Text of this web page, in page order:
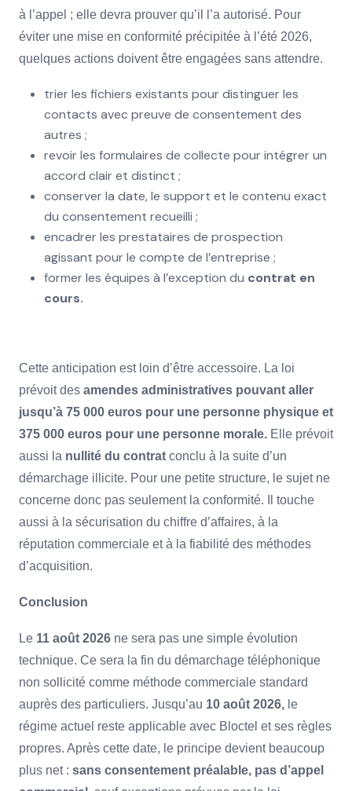
à l’appel ; elle devra prouver qu’il l’a autorisé. Pour
éviter une mise en conformité précipitée à l’été 2026,
quelques actions doivent être engagées sans attendre.
trier les fichiers existants pour distinguer les
contacts avec preuve de consentement des
autres ;
revoir les formulaires de collecte pour intégrer un
accord clair et distinct ;
conserver la date, le support et le contenu exact
du consentement recueilli ;
encadrer les prestataires de prospection
agissant pour le compte de l’entreprise ;
former les équipes à l’exception du contrat en
cours.
Cette anticipation est loin d’être accessoire. La loi
prévoit des amendes administratives pouvant aller
jusqu’à 75 000 euros pour une personne physique et
375 000 euros pour une personne morale. Elle prévoit
aussi la nullité du contrat conclu à la suite d’un
démarchage illicite. Pour une petite structure, le sujet ne
concerne donc pas seulement la conformité. Il touche
aussi à la sécurisation du chiffre d’affaires, à la
réputation commerciale et à la fiabilité des méthodes
d’acquisition.
Conclusion
Le 11 août 2026 ne sera pas une simple évolution
technique. Ce sera la fin du démarchage téléphonique
non sollicité comme méthode commerciale standard
auprès des particuliers. Jusqu’au 10 août 2026, le
régime actuel reste applicable avec Bloctel et ses règles
propres. Après cette date, le principe devient beaucoup
plus net : sans consentement préalable, pas d’appel